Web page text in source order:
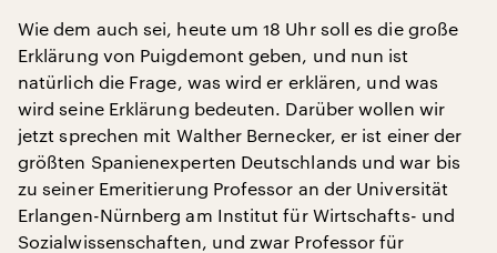
Wie dem auch sei, heute um 18 Uhr soll es die große
Erklärung von Puigdemont geben, und nun ist
natürlich die Frage, was wird er erklären, und was
wird seine Erklärung bedeuten. Darüber wollen wir
jetzt sprechen mit Walther Bernecker, er ist einer der
größten Spanienexperten Deutschlands und war bis
zu seiner Emeritierung Professor an der Universität
Erlangen-Nürnberg am Institut für Wirtschafts- und
Sozialwissenschaften, und zwar Professor für